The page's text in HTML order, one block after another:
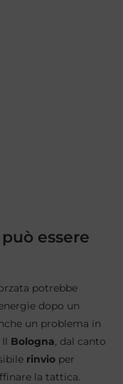
essere
potrebbe
dopo un
un problema in
Bologna, dal canto
rinvio per
la tattica.